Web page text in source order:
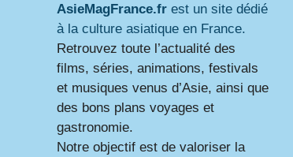
AsieMagFrance.fr est un site dédié
à la culture asiatique en France.
Retrouvez toute l’actualité des
films, séries, animations, festivals
et musiques venus d’Asie, ainsi que
des bons plans voyages et
gastronomie.
Notre objectif est de valoriser la